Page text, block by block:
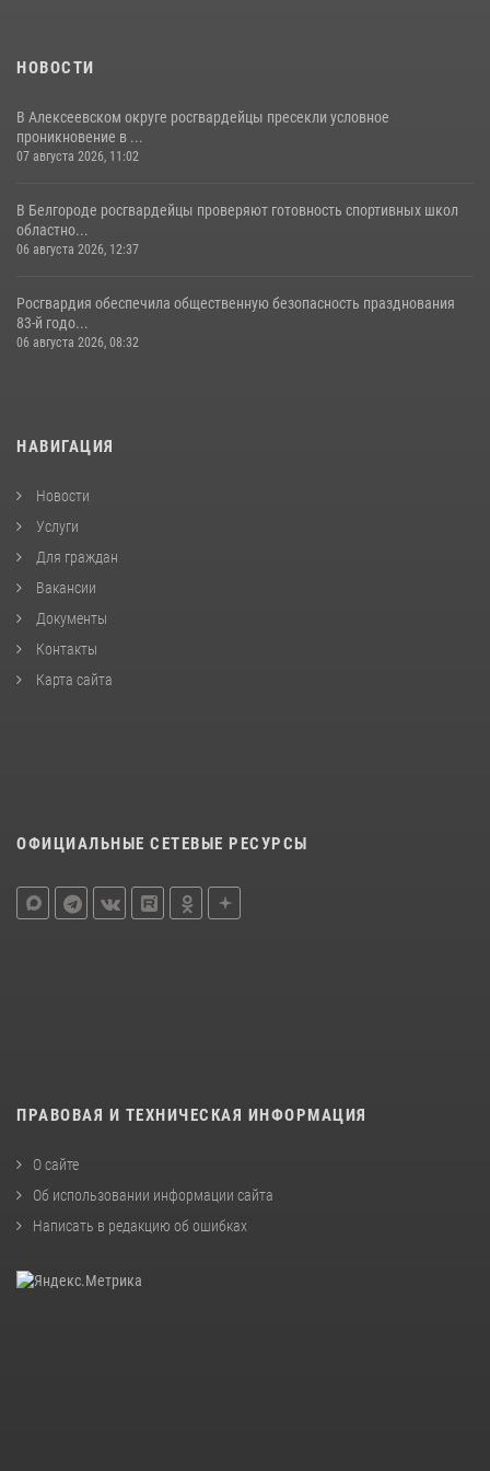
НОВОСТИ
В Алексеевском округе росгвардейцы пресекли условное
проникновение в ...
07 августа 2026, 11:02
В Белгороде росгвардейцы проверяют готовность спортивных школ
областно...
06 августа 2026, 12:37
Росгвардия обеспечила общественную безопасность празднования
83-й годо...
06 августа 2026, 08:32
НАВИГАЦИЯ
Новости
Услуги
Для граждан
Вакансии
Документы
Контакты
Карта сайта
ОФИЦИАЛЬНЫЕ СЕТЕВЫЕ РЕСУРСЫ
ПРАВОВАЯ И ТЕХНИЧЕСКАЯ ИНФОРМАЦИЯ
О сайте
Об использовании информации сайта
Написать в редакцию об ошибках